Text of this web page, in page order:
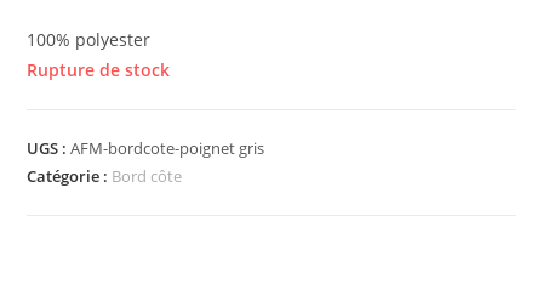
100% polyester
Rupture de stock
UGS :AFM-bordcote-poignet gris
Catégorie : Bord côte